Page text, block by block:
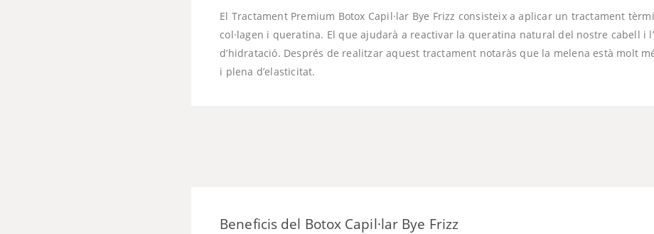
El Tractament Premium Botox Capil·lar Bye Frizz consisteix a aplicar un tractament
col·lagen i queratina. El que ajudarà a reactivar la queratina natural del nostre cabell i
d’hidratació. Després de realitzar aquest tractament notaràs que la melena està molt
i plena d’elasticitat.
Beneficis del Botox Capil·lar Bye Frizz